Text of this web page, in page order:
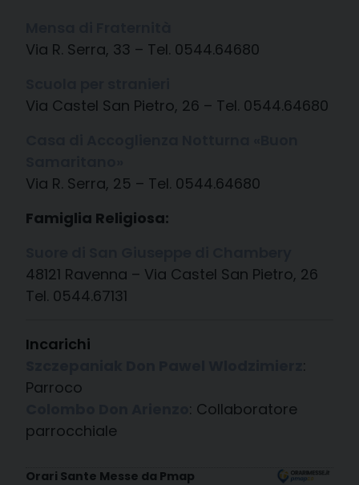
Via R. Serra, 33 – Tel. 0544.64680
Via Castel San Pietro, 26 – Tel. 0544.64680
Via R. Serra, 25 – Tel. 0544.64680
Famiglia Religiosa:
48121 Ravenna – Via Castel San Pietro, 26
Tel. 0544.67131
Incarichi
:
Parroco
: Collaboratore
parrocchiale
Orari Sante Messe da Pmap